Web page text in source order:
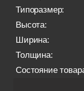
Типоразмер:
Высота:
Ширина:
Толщина:
Состояние